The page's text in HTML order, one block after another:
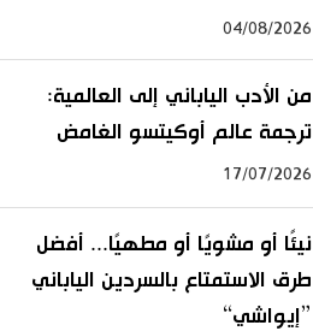
04/08/2026
من الأدب الياباني إلى العالمية:
ترجمة عالم أوكيتسو الغامض
17/07/2026
نيئًا أو مشويًا أو مطهيًا... أفضل
طرق الاستمتاع بالسردين الياباني
”إيواشي“